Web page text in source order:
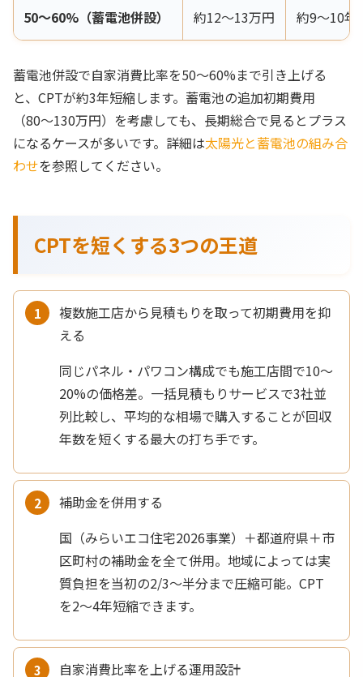
50〜60%（蓄電池併設） 約12〜13万円 約9〜10年
蓄電池併設で自家消費比率を50〜60%まで引き上げる
と、CPTが約3年短縮します。蓄電池の追加初期費用
（80〜130万円）を考慮しても、長期総合で見るとプラス
になるケースが多いです。詳細は太陽光と蓄電池の組み合
わせを参照してください。
CPTを短くする3つの王道
複数施工店から見積もりを取って初期費用を抑
える
同じパネル・パワコン構成でも施工店間で10〜
20%の価格差。一括見積もりサービスで3社並
列比較し、平均的な相場で購入することが回収
年数を短くする最大の打ち手です。
補助金を併用する
国（みらいエコ住宅2026事業）＋都道府県＋市
区町村の補助金を全て併用。地域によっては実
質負担を当初の2/3〜半分まで圧縮可能。CPT
を2〜4年短縮できます。
自家消費比率を上げる運用設計